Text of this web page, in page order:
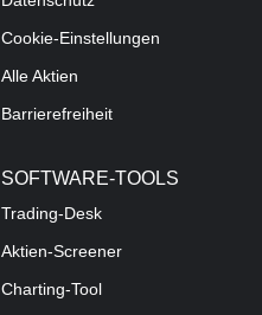
Cookie-Einstellungen
Alle Aktien
Barrierefreiheit
SOFTWARE-TOOLS
Trading-Desk
Aktien-Screener
Charting-Tool